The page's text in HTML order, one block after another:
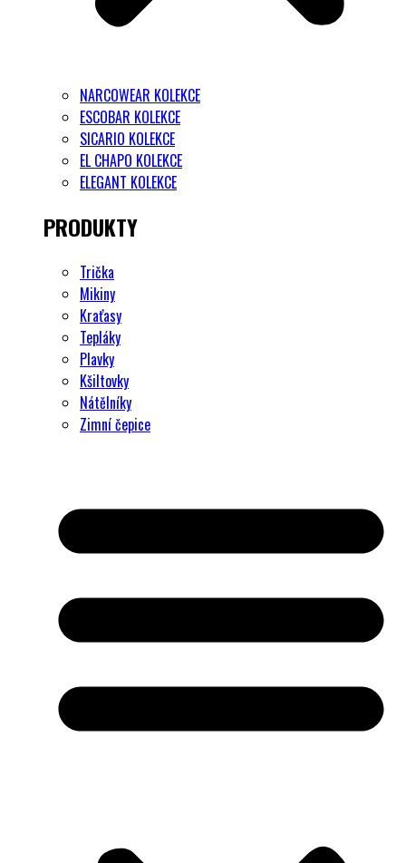
NARCOWEAR KOLEKCE
ESCOBAR KOLEKCE
SICARIO KOLEKCE
EL CHAPO KOLEKCE
ELEGANT KOLEKCE
PRODUKTY
Trička
Mikiny
Kraťasy
Tepláky
Plavky
Kšiltovky
Nátělníky
Zimní čepice